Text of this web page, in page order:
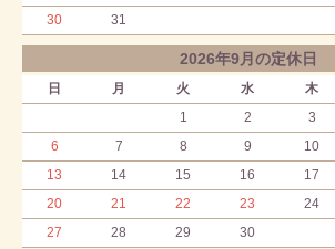
30
31
2026年9月の定休日
日 月 火 水 木
1
2 3
6
7 8 9 10
13
14 15 16 17
20
21 22 23 24
27
28 29 30